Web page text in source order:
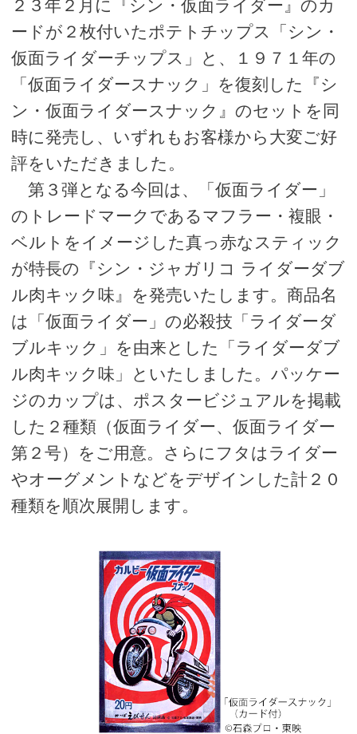
２３年２月に『シン・仮面ライダー』のカ
ードが２枚付いたポテトチップス「シン・
仮面ライダーチップス」と、１９７１年の
「仮面ライダースナック」を復刻した『シ
ン・仮面ライダースナック』のセットを同
時に発売し、いずれもお客様から大変ご好
評をいただきました。
第３弾となる今回は、「仮面ライダー」
のトレードマークであるマフラー・複眼・
ベルトをイメージした真っ赤なスティック
が特長の『シン・ジャガリコ ライダーダブ
ル肉キック味』を発売いたします。商品名
は「仮面ライダー」の必殺技「ライダーダ
ブルキック」を由来とした「ライダーダブ
ル肉キック味」といたしました。パッケー
ジのカップは、ポスタービジュアルを掲載
した２種類（仮面ライダー、仮面ライダー
第２号）をご用意。さらにフタはライダー
やオーグメントなどをデザインした計２０
種類を順次展開します。